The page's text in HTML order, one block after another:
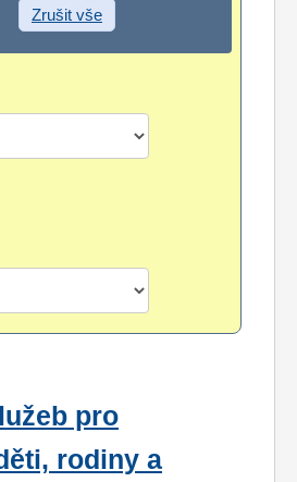
Zrušit vše
pro
rodiny a